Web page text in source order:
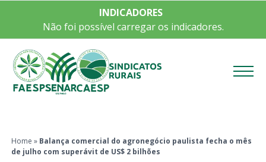
INDICADORES
Não foi possível carregar os indicadores.
Home » Balança comercial do agronegócio paulista fecha o mês
de julho com superávit de US$ 2 bilhões